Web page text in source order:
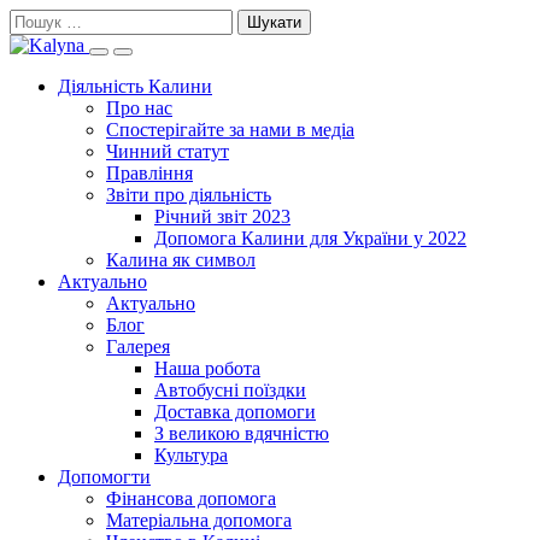
Skip
to
content
Пошук:
Search
this
site
Primary
Menu
Діяльність Калини
Про нас
Спостерігайте за нами в медіа
Чинний статут
Правління
Звіти про діяльність
Річний звіт 2023
Допомога Калини для України у 2022
Калина як символ
Актуально
Актуально
Блог
Галерея
Наша робота
Автобусні поїздки
Доставка допомоги
З великою вдячністю
Культура
Допомогти
Фінансова допомога
Матеріальна допомога